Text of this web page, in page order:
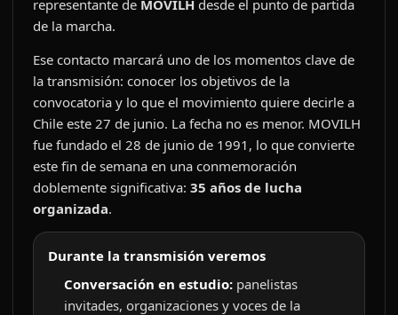
representante de MOVILH desde el punto de partida
de la marcha.
Ese contacto marcará uno de los momentos clave de
la transmisión: conocer los objetivos de la
convocatoria y lo que el movimiento quiere decirle a
Chile este 27 de junio. La fecha no es menor. MOVILH
fue fundado el 28 de junio de 1991, lo que convierte
este fin de semana en una conmemoración
doblemente significativa: 35 años de lucha
organizada.
Durante la transmisión veremos
Conversación en estudio: panelistas
invitades, organizaciones y voces de la